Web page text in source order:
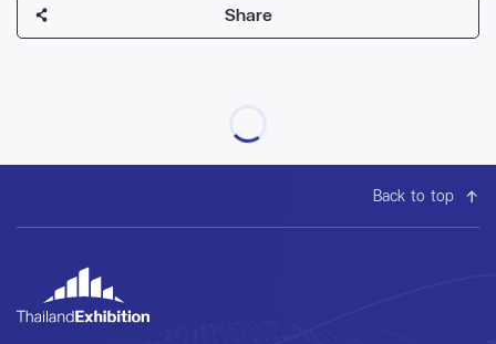
Share
Back to top